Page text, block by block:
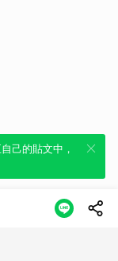
過發布貼
己的貼文中，